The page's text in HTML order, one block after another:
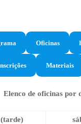
Oficinas
Materiais
Elenco de oficinas por